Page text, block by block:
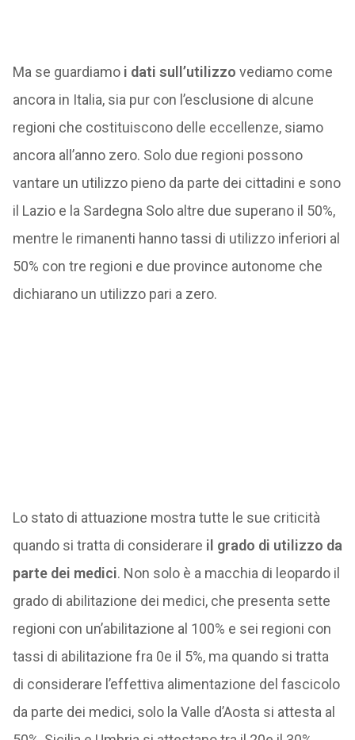
Ma se guardiamo i dati sull’utilizzo vediamo come
ancora in Italia, sia pur con l’esclusione di alcune
regioni che costituiscono delle eccellenze, siamo
ancora all’anno zero. Solo due regioni possono
vantare un utilizzo pieno da parte dei cittadini e sono
il Lazio e la Sardegna Solo altre due superano il 50%,
mentre le rimanenti hanno tassi di utilizzo inferiori al
50% con tre regioni e due province autonome che
dichiarano un utilizzo pari a zero.
Lo stato di attuazione mostra tutte le sue criticità
quando si tratta di considerare il grado di utilizzo da
parte dei medici. Non solo è a macchia di leopardo il
grado di abilitazione dei medici, che presenta sette
regioni con un’abilitazione al 100% e sei regioni con
tassi di abilitazione fra 0e il 5%, ma quando si tratta
di considerare l’effettiva alimentazione del fascicolo
da parte dei medici, solo la Valle d’Aosta si attesta al